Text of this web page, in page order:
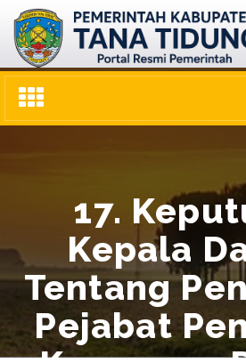
Toggle
navigation
17.
Kepala
Tentang
Pejabat